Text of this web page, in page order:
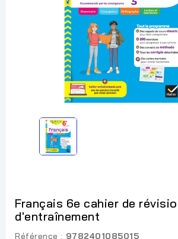
Français 6e cahier de
d'entraînement
Référence : 9782401085015